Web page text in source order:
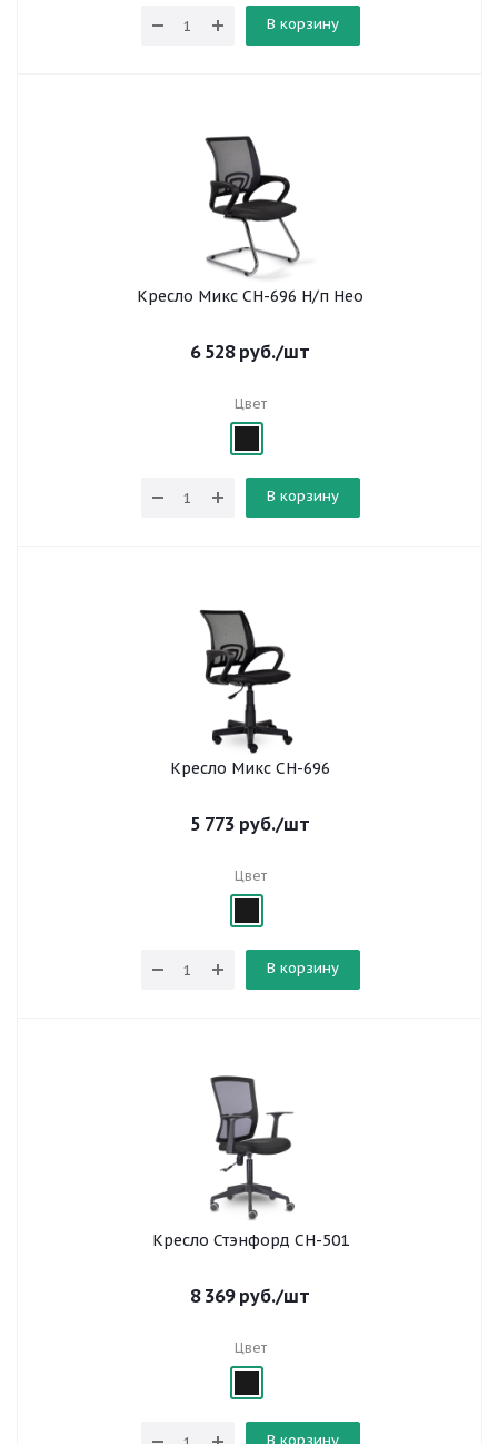
В корзину
Кресло Микс СH-696 Н/п Нео
6 528руб./шт
Цвет
В корзину
Кресло Микс СН-696
5 773 руб./шт
Цвет
В корзину
Кресло Стэнфорд СН-501
8 369руб./шт
Цвет
В корзину